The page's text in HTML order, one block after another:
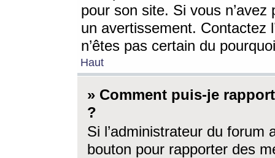
pour son site. Si vous
un avertissement. Contactez
n’êtes pas certain du
Haut
» Comment puis-je
?
Si l’administrateur du forum
bouton pour rapporter des